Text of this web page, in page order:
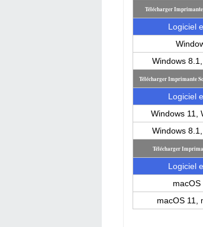
Télécharger
Logiciel
Windows
Télécharger Imprimante
Logiciel
Windows 11,
Windows
Télécharger
Logiciel
macOS 11,